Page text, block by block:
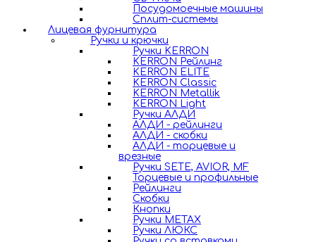
Посудомоечные машины
Сплит-системы
Лицевая фурнитура
Ручки и крючки
Ручки KERRON
KERRON Рейлинг
KERRON ELITE
KERRON Classic
KERRON Metallik
KERRON Light
Ручки АЛДИ
АЛДИ - рейлинги
АЛДИ - скобки
АЛДИ - торцевые и
врезные
Ручки SETE, AVIOR, MF
Торцевые и профильные
Рейлинги
Скобки
Кнопки
Ручки METAX
Ручки ЛЮКС